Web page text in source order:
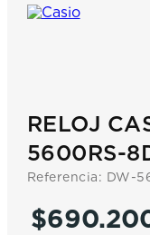
RELOJ
5600RS-
Referencia: DW-
$690.